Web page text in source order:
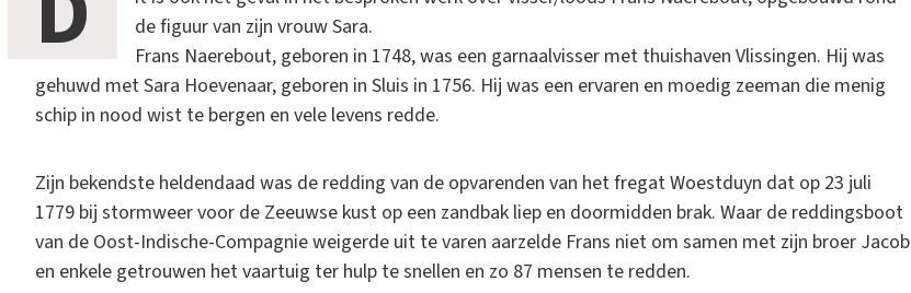
de figuur van zijn vrouw Sara.
Frans Naerebout, geboren in 1748, was een garnaalvisser met thuishaven Vlissingen. Hij was
gehuwd met Sara Hoevenaar, geboren in Sluis in 1756. Hij was een ervaren en moedig zeeman die menig
schip in nood wist te bergen en vele levens redde.
Zijn bekendste heldendaad was de redding van de opvarenden van het fregat Woestduyn dat op 23 juli
1779 bij stormweer voor de Zeeuwse kust op een zandbak liep en doormidden brak. Waar de reddingsboot
van de Oost-Indische-Compagnie weigerde uit te varen aarzelde Frans niet om samen met zijn broer Jacob
en enkele getrouwen het vaartuig ter hulp te snellen en zo 87 mensen te redden.